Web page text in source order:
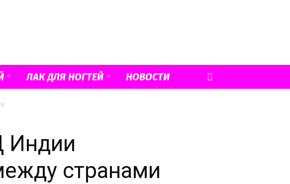
ЛАК ДЛЯ НОГТЕЙ НОВОСТИ
Индии
странами